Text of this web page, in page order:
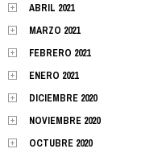
ABRIL 2021
MARZO 2021
FEBRERO 2021
ENERO 2021
DICIEMBRE 2020
NOVIEMBRE 2020
OCTUBRE 2020